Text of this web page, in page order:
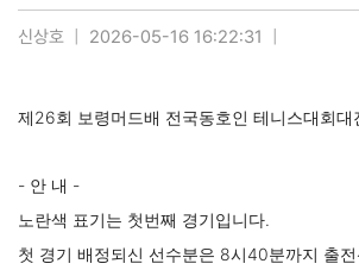
신상호 2026-05-16 16:22:31
제26회 보령머드배 전국동호인 테니스대회대
- 안 내 -
노란색 표기는 첫번째 경기입니다.
첫 경기 배정되신 선수분은 8시40분까지 출